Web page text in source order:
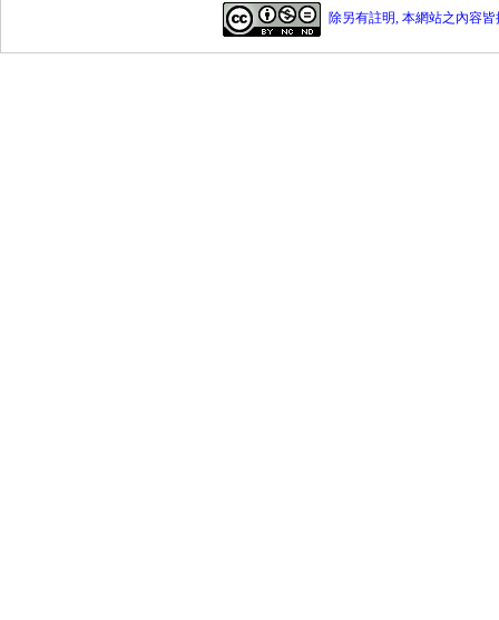
除另有註明, 本網站之內容